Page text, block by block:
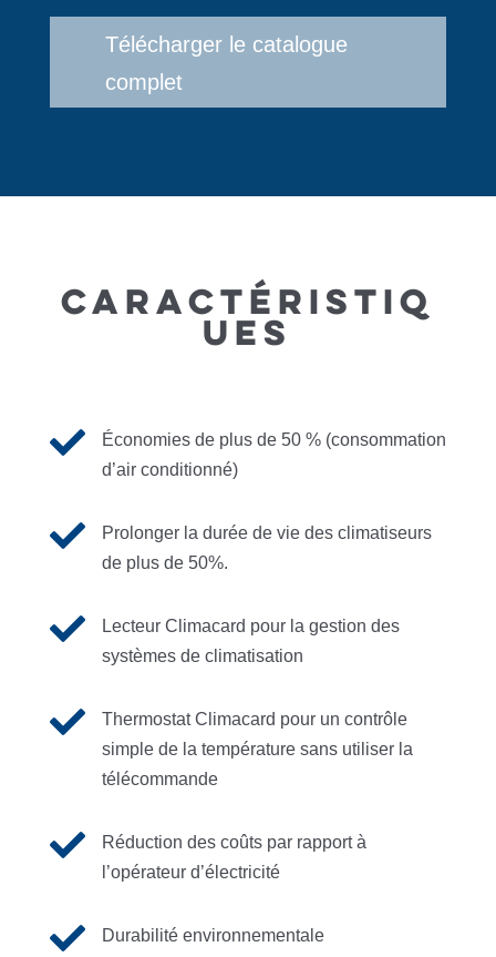
Télécharger le catalogue
complet
CARACTÉRISTIQ
UES

Économies de plus de 50 % (consommation
d’air conditionné)

Prolonger la durée de vie des climatiseurs
de plus de 50%.

Lecteur Climacard pour la gestion des
systèmes de climatisation

Thermostat Climacard pour un contrôle
simple de la température sans utiliser la
télécommande

Réduction des coûts par rapport à
l’opérateur d’électricité
 Durabilité environnementale